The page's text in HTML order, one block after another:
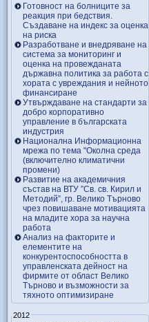
Готовност на болниците за
реакция при бедствия.
Създаване на индекс за оценка
на риска
Разработване и внедряване на
система за мониторинг и
оценка на провежданата
държавна политика за работа с
хората с увреждания и нейното
финансиране
Утвърждаване на стандарти за
добро корпоративно
управление в българската
индустрия
Национална Информационна
мрежа по тема "Околна среда
(включително климатични
промени)
Развитие на академичния
състав на ВТУ ”Св. св. Кирил и
Методий”, гр. Велико Търново
чрез повишаване мотивацията
на младите хора за научна
работа
Анализ на факторите и
елементите на
конкурентоспособността в
управленската дейност на
фирмите от област Велико
Търново и възможности за
тяхното оптимизиране
2012